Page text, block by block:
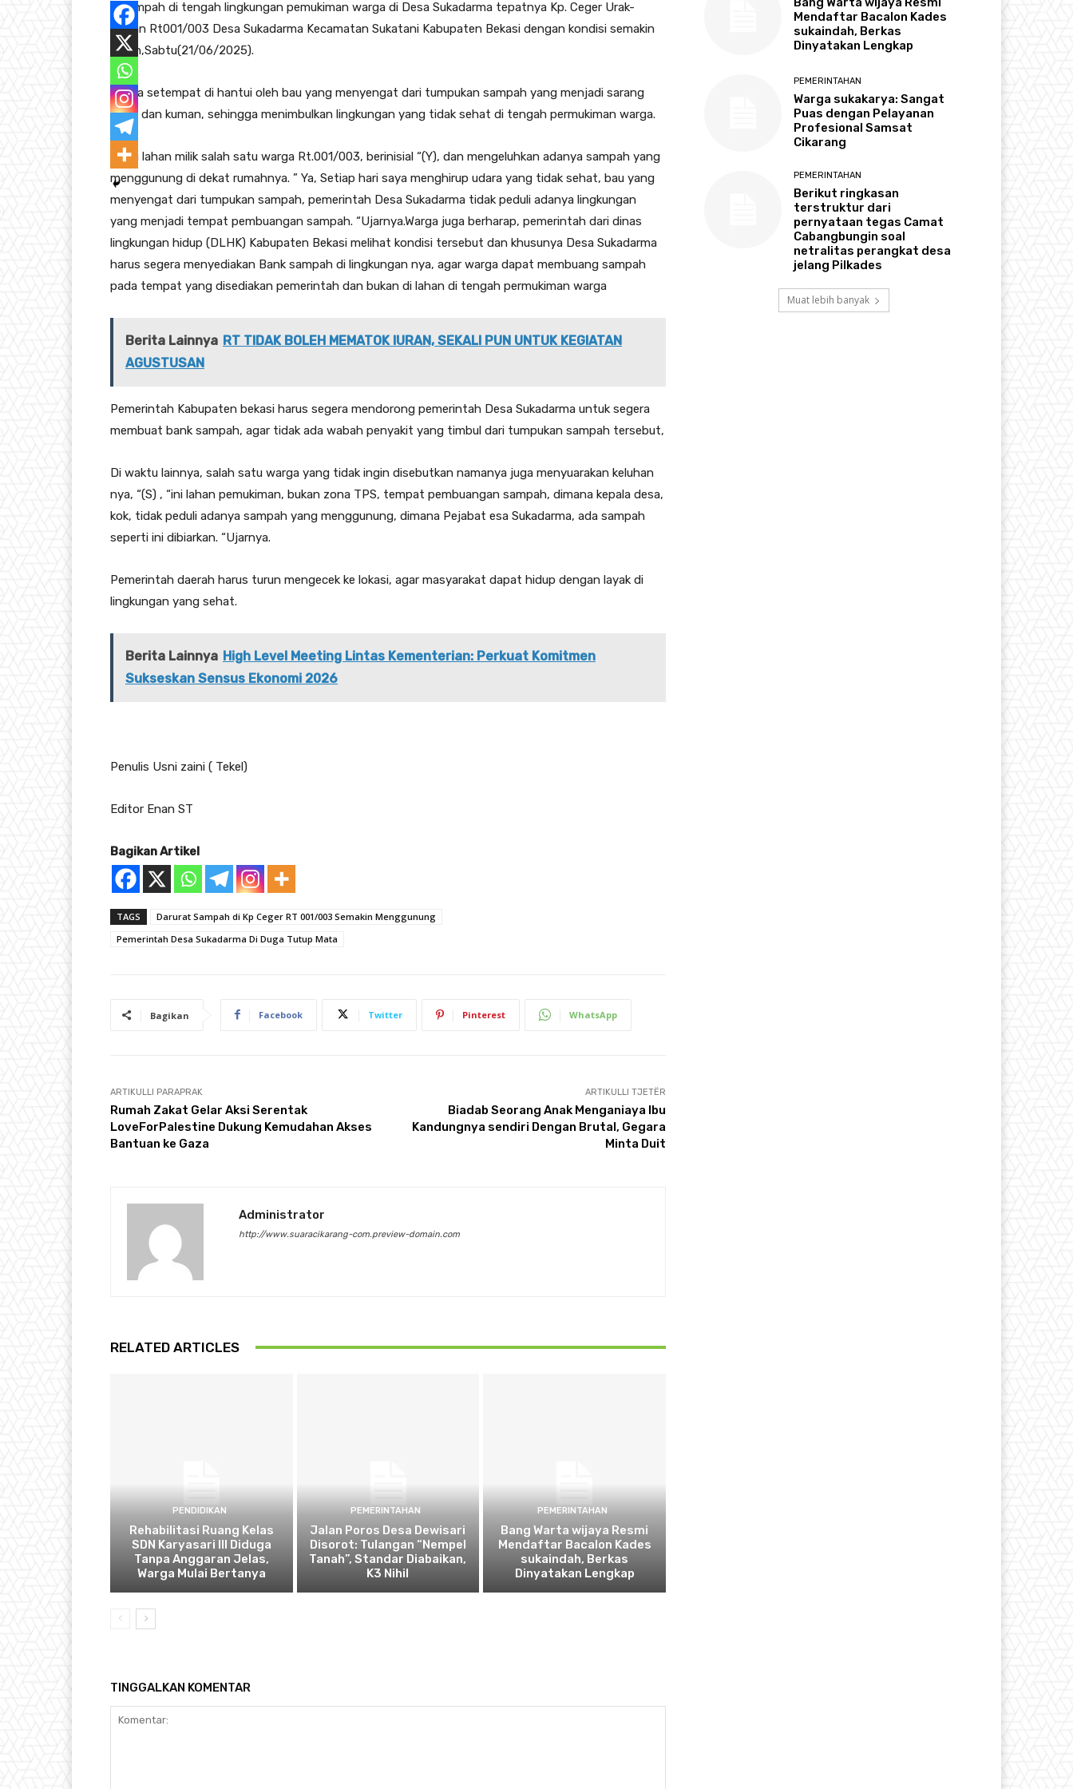
– Sampah di tengah lingkungan pemukiman warga di Desa Sukadarma tepatnya Kp. Ceger Urak-
urakan Rt001/003 Desa Sukadarma Kecamatan Sukatani Kabupaten Bekasi dengan kondisi semakin
parah,Sabtu(21/06/2025).
Warga setempat di hantui oleh bau yang menyengat dari tumpukan sampah yang menjadi sarang
Lalat dan kuman, sehingga menimbulkan lingkungan yang tidak sehat di tengah permukiman warga.
Zona lahan milik salah satu warga Rt.001/003, berinisial “(Y), dan mengeluhkan adanya sampah yang
menggunung di dekat rumahnya. ” Ya, Setiap hari saya menghirup udara yang tidak sehat, bau yang
menyengat dari tumpukan sampah, pemerintah Desa Sukadarma tidak peduli adanya lingkungan
yang menjadi tempat pembuangan sampah. “Ujarnya.Warga juga berharap, pemerintah dari dinas
lingkungan hidup (DLHK) Kabupaten Bekasi melihat kondisi tersebut dan khusunya Desa Sukadarma
harus segera menyediakan Bank sampah di lingkungan nya, agar warga dapat membuang sampah
pada tempat yang disediakan pemerintah dan bukan di lahan di tengah permukiman warga
Berita Lainnya RT TIDAK BOLEH MEMATOK IURAN, SEKALI PUN UNTUK KEGIATAN
AGUSTUSAN
Pemerintah Kabupaten bekasi harus segera mendorong pemerintah Desa Sukadarma untuk segera
membuat bank sampah, agar tidak ada wabah penyakit yang timbul dari tumpukan sampah tersebut,
Di waktu lainnya, salah satu warga yang tidak ingin disebutkan namanya juga menyuarakan keluhan
nya, “(S) , “ini lahan pemukiman, bukan zona TPS, tempat pembuangan sampah, dimana kepala desa,
kok, tidak peduli adanya sampah yang menggunung, dimana Pejabat esa Sukadarma, ada sampah
seperti ini dibiarkan. “Ujarnya.
Pemerintah daerah harus turun mengecek ke lokasi, agar masyarakat dapat hidup dengan layak di
lingkungan yang sehat.
Berita Lainnya High Level Meeting Lintas Kementerian: Perkuat Komitmen
Sukseskan Sensus Ekonomi 2026
Penulis Usni zaini ( Tekel)
Editor Enan ST
Bagikan Artikel
TAGS
Darurat Sampah di Kp Ceger RT 001/003 Semakin Menggunung
Pemerintah Desa Sukadarma Di Duga Tutup Mata
Bagikan Facebook Twitter Pinterest WhatsApp
ARTIKULLI PARAPRAK
Rumah Zakat Gelar Aksi Serentak
LoveForPalestine Dukung Kemudahan Akses
Bantuan ke Gaza
ARTIKULLI TJETËR
Biadab Seorang Anak Menganiaya Ibu
Kandungnya sendiri Dengan Brutal, Gegara
Minta Duit
Administrator
http://www.suaracikarang-com.preview-domain.com
RELATED ARTICLES
PENDIDIKAN
Rehabilitasi Ruang Kelas
SDN Karyasari III Diduga
Tanpa Anggaran Jelas,
Warga Mulai Bertanya
PEMERINTAHAN
Jalan Poros Desa Dewisari
Disorot: Tulangan “Nempel
Tanah”, Standar Diabaikan,
K3 Nihil
PEMERINTAHAN
Bang Warta wijaya Resmi
Mendaftar Bacalon Kades
sukaindah, Berkas
Dinyatakan Lengkap
TINGGALKAN KOMENTAR
Mendaftar Bacalon Kades
sukaindah, Berkas
Dinyatakan Lengkap
PEMERINTAHAN
Warga sukakarya: Sangat
Puas dengan Pelayanan
Profesional Samsat
Cikarang
PEMERINTAHAN
Berikut ringkasan
terstruktur dari
pernyataan tegas Camat
Cabangbungin soal
netralitas perangkat desa
jelang Pilkades
Muat lebih banyak